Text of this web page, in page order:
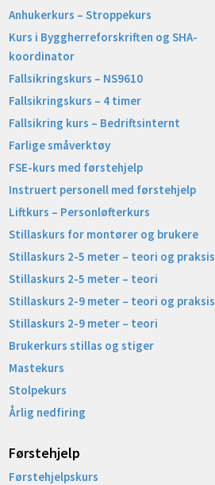
Anhukerkurs – Stroppekurs
Kurs i Byggherreforskriften og SHA-
koordinator
Fallsikringskurs – NS9610
Fallsikringskurs – 4 timer
Fallsikring kurs – Bedriftsinternt
Farlige småverktøy
FSE-kurs med førstehjelp
Instruert personell med førstehjelp
Liftkurs – Personløfterkurs
Stillaskurs for montører og brukere
Stillaskurs 2-5 meter – teori og praksis
Stillaskurs 2-5 meter – teori
Stillaskurs 2-9 meter – teori og praksis
Stillaskurs 2-9 meter – teori
Brukerkurs stillas og stiger
Mastekurs
Stolpekurs
Årlig nedfiring
Førstehjelp
Førstehjelpskurs